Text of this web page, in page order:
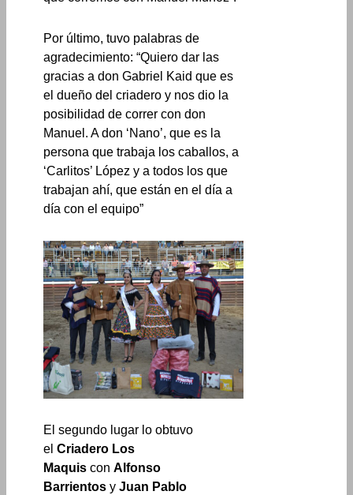
Por último, tuvo palabras de
agradecimiento: “Quiero dar las
gracias a don Gabriel Kaid que es
el dueño del criadero y nos dio la
posibilidad de correr con don
Manuel. A don ‘Nano’, que es la
persona que trabaja los caballos, a
‘Carlitos’ López y a todos los que
trabajan ahí, que están en el día a
día con el equipo”
El segundo lugar lo obtuvo
elCriadero Los
MaquisconAlfonso
BarrientosyJuan Pablo